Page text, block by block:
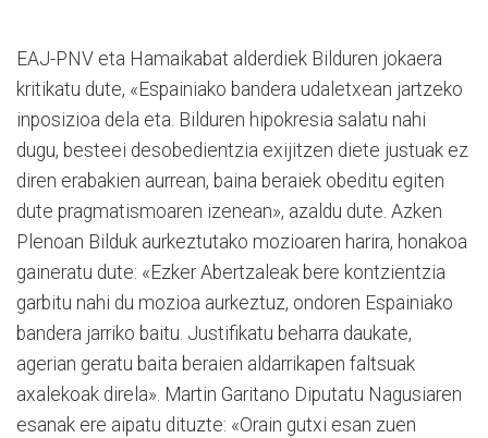
EAJ-PNV eta Hamaikabat alderdiek Bilduren jokaera
kritikatu dute, «Espainiako bandera udaletxean jartzeko
inposizioa dela eta. Bilduren hipokresia salatu nahi
dugu, besteei desobedientzia exiji­tzen diete justuak ez
diren erabakien aurrean, baina beraiek obeditu egiten
dute pragmatismoa­ren izenean», azaldu dute. Azken
Plenoan Bilduk aurkeztutako mozioaren hari­ra, honakoa
gaineratu dute: «Ezker Abertzaleak bere kontzientzia
garbitu nahi du mozioa aurkeztuz, ondoren Espainiako
bandera jarriko baitu. Justifikatu beha­rra daukate,
agerian gera­tu baita beraien aldarri­kapen faltsuak
axalekoak direla». Martin Garitano Diputatu Nagusiaren
esanak ere aipa­tu dituzte: «Orain gutxi esan zuen